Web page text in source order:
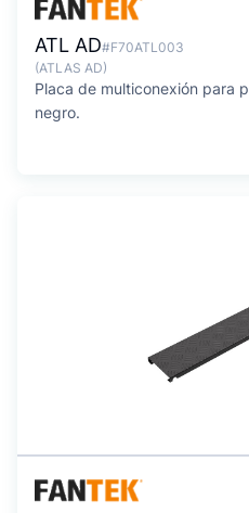
ATL AD#F70ATL003
(ATLAS AD)
Placa de multiconexión para
negro.